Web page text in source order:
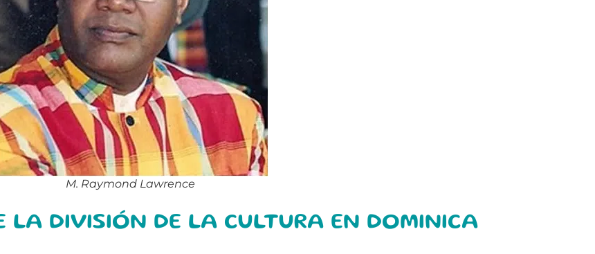
M. Raymond Lawrence
LA DIVISIÓN DE LA CULTURA EN DOMINICA